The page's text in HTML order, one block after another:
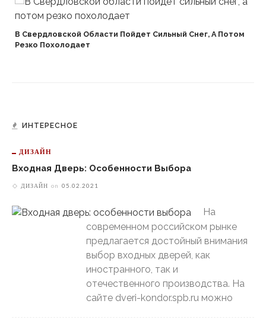
В Свердловской Области Пойдет Сильный Снег, А Потом
Резко Похолодает
ИНТЕРЕСНОЕ
ДИЗАЙН
Входная Дверь: Особенности Выбора
ДИЗАЙН on 05.02.2021
На
современном российском рынке
предлагается достойный внимания
выбор входных дверей, как
иностранного, так и
отечественного производства. На
сайте dveri-kondor.spb.ru можно